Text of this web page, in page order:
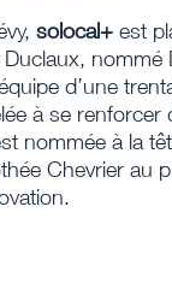
solocal+ est
nommé
d’une
à se renforcer
nommée à la
Chevrier au